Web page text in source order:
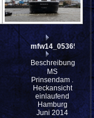
mfw14_053653
Beschreibung:
MS
Prinsendam .
Heckansicht
einlaufend
Hamburg
Juni 2014